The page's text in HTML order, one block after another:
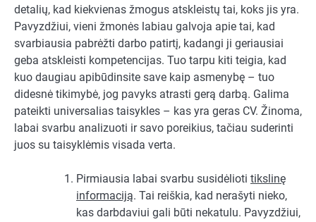
detalių, kad kiekvienas žmogus atskleistų tai, koks jis yra.
Pavyzdžiui, vieni žmonės labiau galvoja apie tai, kad
svarbiausia pabrėžti darbo patirtį, kadangi ji geriausiai
geba atskleisti kompetencijas. Tuo tarpu kiti teigia, kad
kuo daugiau apibūdinsite save kaip asmenybę – tuo
didesnė tikimybė, jog pavyks atrasti gerą darbą. Galima
pateikti universalias taisykles – kas yra geras CV. Žinoma,
labai svarbu analizuoti ir savo poreikius, tačiau suderinti
juos su taisyklėmis visada verta.
Pirmiausia labai svarbu susidėlioti tikslinę
informaciją. Tai reiškia, kad nerašyti nieko,
kas darbdaviui gali būti nekatulu. Pavyzdžiui,